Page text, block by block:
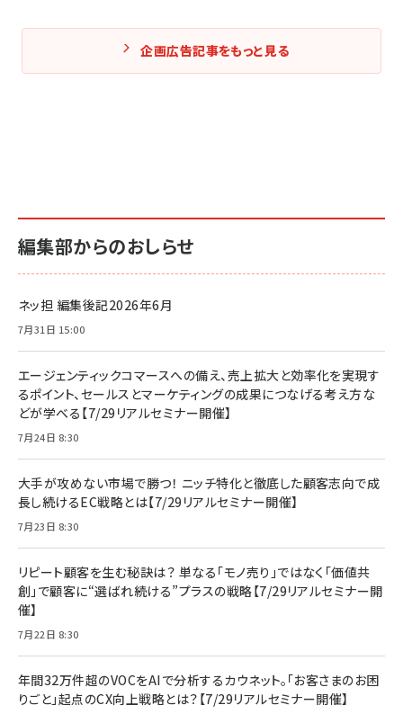
企画広告記事をもっと見る
編集部からのおしらせ
ネッ担 編集後記2026年6月
7月31日 15:00
エージェンティックコマースへの備え、売上拡大と効率化を実現す
るポイント、セールスとマーケティングの成果につなげる考え方な
どが学べる【7/29リアルセミナー開催】
7月24日 8:30
大手が攻めない市場で勝つ！ ニッチ特化と徹底した顧客志向で成
長し続けるEC戦略とは【7/29リアルセミナー開催】
7月23日 8:30
リピート顧客を生む秘訣は？ 単なる「モノ売り」ではなく「価値共
創」で顧客に“選ばれ続ける”プラスの戦略【7/29リアルセミナー開
催】
7月22日 8:30
年間32万件超のVOCをAIで分析するカウネット。「お客さまのお困
りごと」起点のCX向上戦略とは？【7/29リアルセミナー開催】